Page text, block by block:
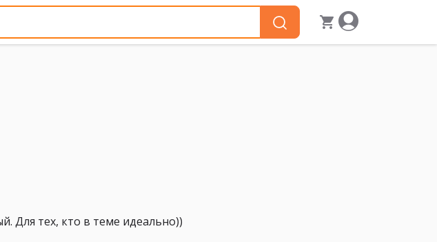
Для тех, кто в теме идеально))